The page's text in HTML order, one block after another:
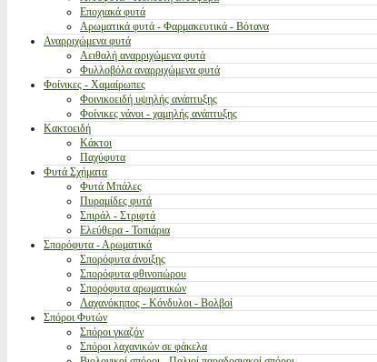
Εποχιακά φυτά
Αρωματικά φυτά - Φαρμακευτικά - Βότανα
Αναρριχώμενα φυτά
Αειθαλή αναρριχώμενα φυτά
Φυλλοβόλα αναρριχώμενα φυτά
Φοίνικες - Χαμαίρωπες
Φοινικοειδή υψηλής ανάπτυξης
Φοίνικες νάνοι - χαμηλής ανάπτυξης
Κακτοειδή
Κάκτοι
Παχύφυτα
Φυτά Σχήματα
Φυτά Μπάλες
Πυραμίδες φυτά
Σπιράλ - Στριφτά
Ελεύθερα - Τοπιάρια
Σπορόφυτα - Αρωματικά
Σπορόφυτα άνοιξης
Σπορόφυτα φθινοπώρου
Σπορόφυτα αρωματικών
Λαχανόκηπος - Κόνδυλοι - Βολβοί
Σπόροι Φυτών
Σπόροι γκαζόν
Σπόροι λαχανικών σε φάκελα